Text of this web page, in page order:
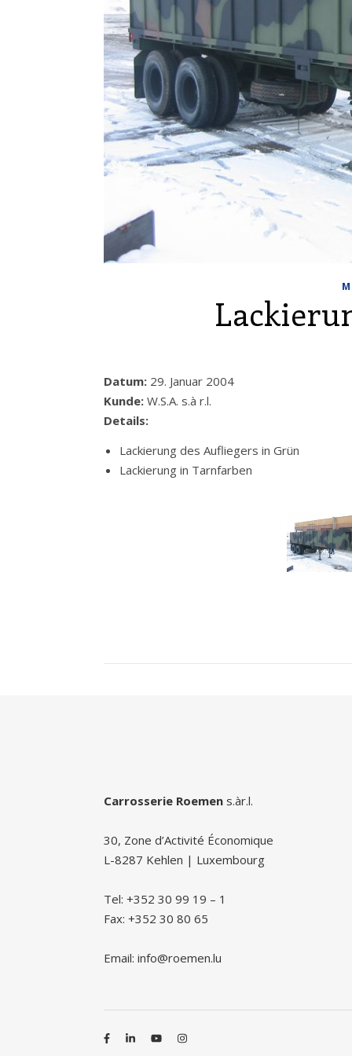
Datum: 29. Januar 2004
Kunde: W.S.A. s.à r.l.
Details:
Lackierung des Aufliegers in Grün
Lackierung in Tarnfarben
Carrosserie Roemen s.àr.l.
30, Zone d’Activité Économique
L-8287 Kehlen | Luxembourg
Tel: +352 30 99 19 – 1
Fax: +352 30 80 65
Email: info@roemen.lu